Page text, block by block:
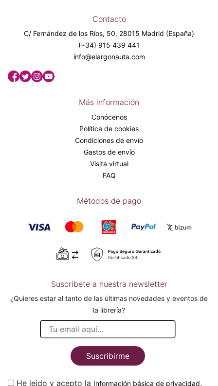
Contacto
C/ Fernández de los Ríos, 50. 28015 Madrid (España)
(+34) 915 439 441
info@elargonauta.com
Más información
Conócenos
Política de cookies
Condiciones de envío
Gastos de envío
Visita virtual
FAQ
Métodos de pago
Suscríbete a nuestra newsletter
¿Quieres estar al tanto de las últimas novedades y eventos de
la librería?
Suscribirme
He leido y acepto la Información básica de privacidad.